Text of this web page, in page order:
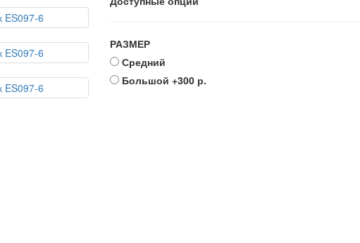
РАЗМЕР
Средний
Большой +300 р.